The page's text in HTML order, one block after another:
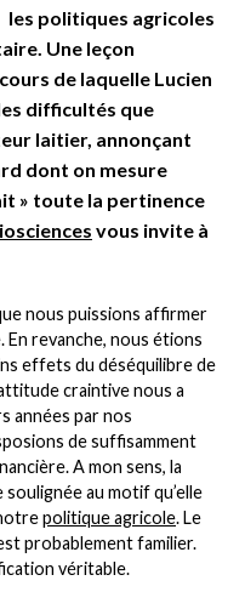
les politiques agricoles
Une leçon
de laquelle Lucien
difficultés que
laitier, annonçant
dont on mesure
» toute la pertinence
vous invite à
nous puissions affirmer
En revanche, nous étions
effets du déséquilibre de
craintive nous a
années par nos
de suffisamment
A mon sens, la
au motif qu’elle
politique agricole. Le
probablement familier.
véritable.